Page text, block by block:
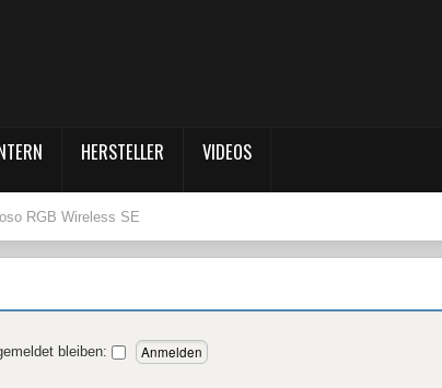
HERSTELLER VIDEOS
RGB Wireless SE
bleiben: